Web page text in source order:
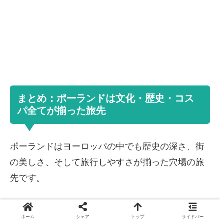
まとめ：ポーランドは文化・歴史・コス
パ全てが揃った旅先
ポーランドはヨーロッパの中でも歴史の深さ、街
の美しさ、そして旅行しやすさが揃った穴場の旅
先です。
ワルシャワとクラクフを中心に回るだけでも、文
化、自然、食とさまざまな魅力を堪能できます。
ホーム シェア トップ サイドバー